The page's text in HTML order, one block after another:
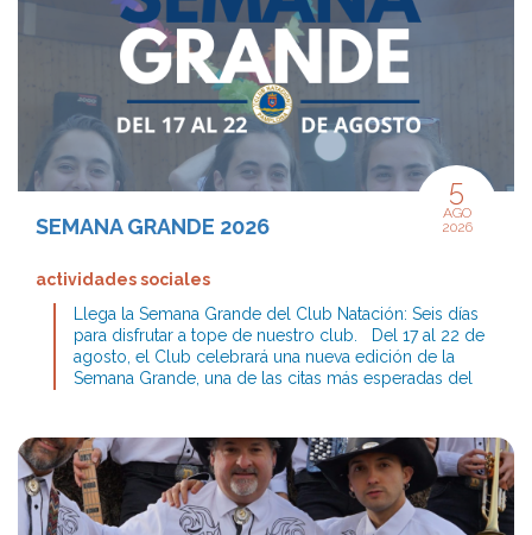
organización, nos encargaremos de completar los
equipos para que todo el mundo pueda participar.
Las inscripciones estarán abiertas hasta el miércoles 13
de agosto a las 12:00 h a través del formulario
habilitado para ello. Puedes inscribirte pinchando aquí.
¡Anímate a participar y disfruta de una tarde de
baloncesto en el Club!
SEMANA GRANDE 2026
actividades sociales
5
AGO
2026
Llega la Semana Grande del Club Natación: Seis días
para disfrutar a tope de nuestro club. Del 17 al 22 de
agosto, el Club celebrará una nueva edición de la
Semana Grande, una de las citas más esperadas del
PINCHANDO AQUÍ.
Actividades con inscripción previa
Algunas actividades requieren inscripción por motivos
de organización: Chocolatada infantil (18 de agosto):
inscripción en la app (desde el perfil del menor) o en